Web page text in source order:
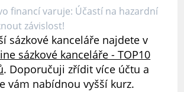
financí varuje: Účastí na hazardní
závislost!
sázkové kanceláře najdete v
sázkové kanceláře - TOP10
. Doporučuji zřídit více účtu a
vám nabídnou vyšší kurz.